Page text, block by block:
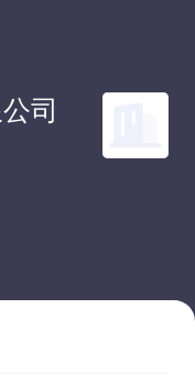
司